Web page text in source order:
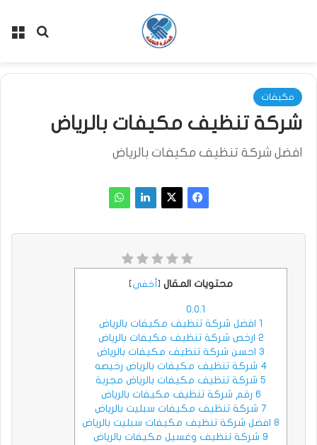
بحث
مكيفات
شركة تنظيف مكيفات بالرياض
افضل شركة تنظيف مكيفات بالرياض
محتويات المقال [ أخفي]
0.0.1
1 افضل شركة تنظيف مكيفات بالرياض
2 ارخص شركة تنظيف مكيفات بالرياض
3 احسن شركة تنظيف مكيفات بالرياض
4 شركة تنظيف مكيفات بالرياض رخيصه
5 شركة تنظيف مكيفات بالرياض مجربة
6 رقم شركة تنظيف مكيفات بالرياض
7 شركة تنظيف مكيفات سبليت بالرياض
8 افضل شركة تنظيف مكيفات سبليت بالرياض
9 شركة تنظيف وغسيل مكيفات بالرياض